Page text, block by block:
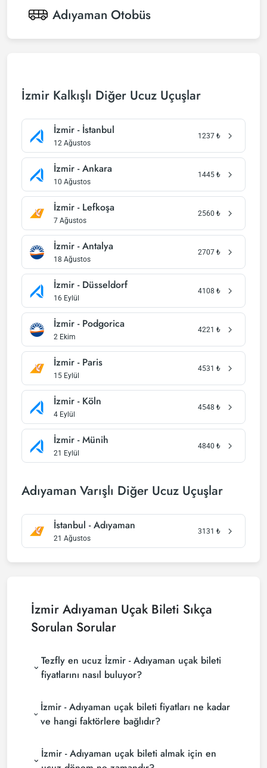
Adıyaman Otobüs
İzmir Kalkışlı Diğer Ucuz Uçuşlar
İzmir - İstanbul
12 Ağustos
1237 ₺
İzmir - Ankara
10 Ağustos
1445 ₺
İzmir - Lefkoşa
7 Ağustos
2560 ₺
İzmir - Antalya
18 Ağustos
2707 ₺
İzmir - Düsseldorf
16 Eylül
4108 ₺
İzmir - Podgorica
2 Ekim
4221 ₺
İzmir - Paris
15 Eylül
4531 ₺
İzmir - Köln
4 Eylül
4548 ₺
İzmir - Münih
21 Eylül
4840 ₺
Adıyaman Varışlı Diğer Ucuz Uçuşlar
İstanbul - Adıyaman
21 Ağustos
3131 ₺
İzmir Adıyaman Uçak Bileti Sıkça
Sorulan Sorular
Tezfly en ucuz İzmir - Adıyaman uçak bileti
fiyatlarını nasıl buluyor?
fiyatlarını bulmak için tur operatörleri, büyük
rezervasyon siteleri (konsolidatörler) ve yüzlerce
havayolu sitesini aramaktadır. Tezfly sitesinde
arayarak ucuz İzmir - Adıyaman uçak biletlerini
bulup karşılaştırabilir ve un uygun biletini
İzmir - Adıyaman uçak bileti fiyatları ne kadar
ve hangi faktörlere bağlıdır?
şirketine, seyahat tarihlerinize, bilet sınıfınıza ve
rezervasyon yapılan döneme göre değişiklik
İzmir - Adıyaman uçak bileti almak için en